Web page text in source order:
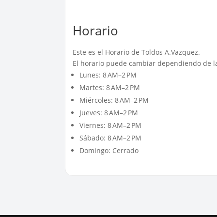
Horario
Este es el Horario de Toldos A.Vazquez.
El horario puede cambiar dependiendo de
Lunes: 8 AM–2 PM
Martes: 8 AM–2 PM
Miércoles: 8 AM–2 PM
Jueves: 8 AM–2 PM
Viernes: 8 AM–2 PM
Sábado: 8 AM–2 PM
Domingo: Cerrado